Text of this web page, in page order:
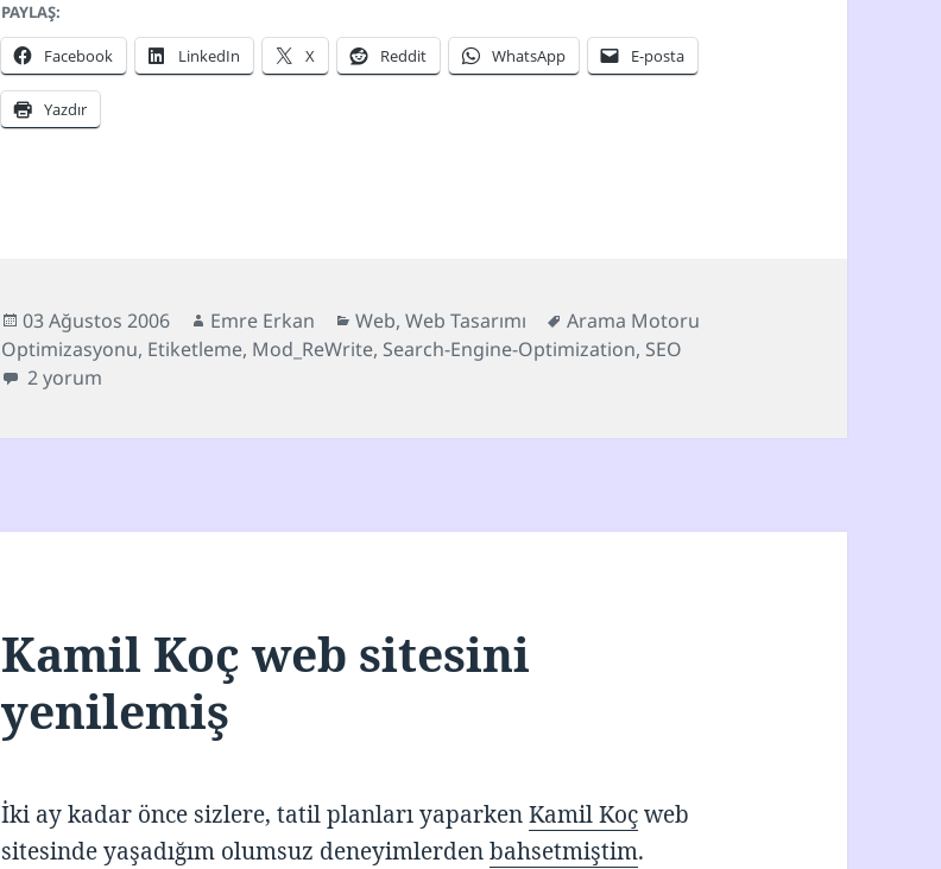
PAYLAŞ:
Facebook LinkedIn X Reddit WhatsApp E-posta
Yazdır
Yayın
tarihi
03 Ağustos 2006 Yazar
Emre Erkan Kategoriler
Web,Web Tasarımı Etiketler
Arama Motoru
Optimizasyonu, Etiketleme, Mod_ReWrite, Search-Engine-Optimization, SEO
Her şey SEO için! (aka Güncelleme) için
2 yorum
Kamil Koç web sitesini
yenilemiş
İki ay kadar önce sizlere, tatil planları yaparkenKamil Koçweb
sitesinde yaşadığım olumsuz deneyimlerdenbahsetmiştim.